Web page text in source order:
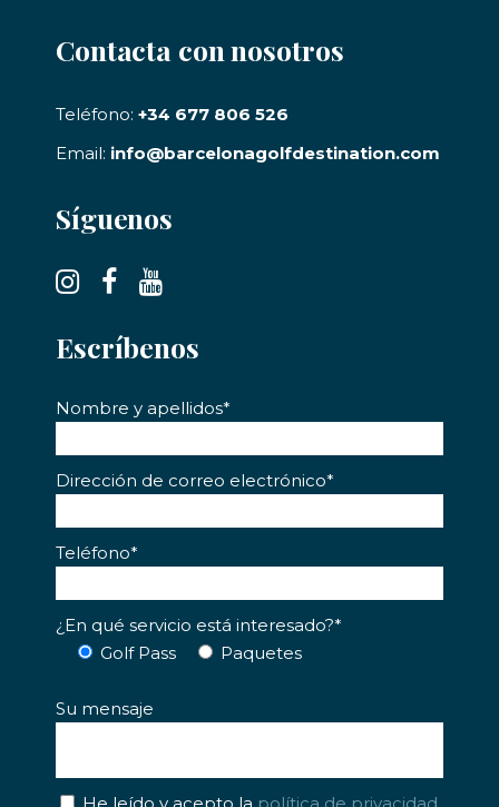
Contacta con nosotros
Teléfono: +34 677 806 526
Email: info@barcelonagolfdestination.com
Síguenos
Escríbenos
Nombre y apellidos*
Dirección de correo electrónico*
Teléfono*
¿En qué servicio está interesado?*
Golf Pass
Paquetes
Su mensaje